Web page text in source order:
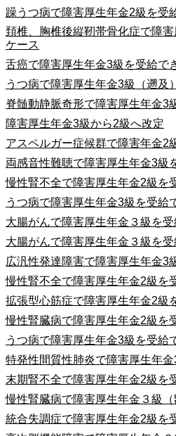
躁うつ病で障害厚生年金2級を受
頚椎、胸椎後縦靭帯骨化症で障
ケース
舌癌で障害厚生年金3級を受給で
うつ病で障害厚生年金3級（遡及
脊髄動静脈奇形で障害厚生年金3
障害厚生年金3級から2級へ改定
アスペルガー症候群で障害年金2
両感音性難聴で障害厚生年金3級
慢性腎不全で障害厚生年金2級を
うつ病で障害厚生年金3級を受給
大腸がんで障害厚生年金３級を
大腸がんで障害厚生年金３級を
広汎性発達障害で障害厚生年金3
慢性腎不全で障害厚生年金2級を
拡張型心筋症で障害厚生年金2級
慢性腎臓病で障害厚生年金2級を
うつ病で障害厚生年金3級を受給
特発性間質性肺炎で障害厚生年
末期腎不全で障害厚生年金2級を
慢性腎臓病で障害厚生年金３級（
統合失調症で障害厚生年金2級を